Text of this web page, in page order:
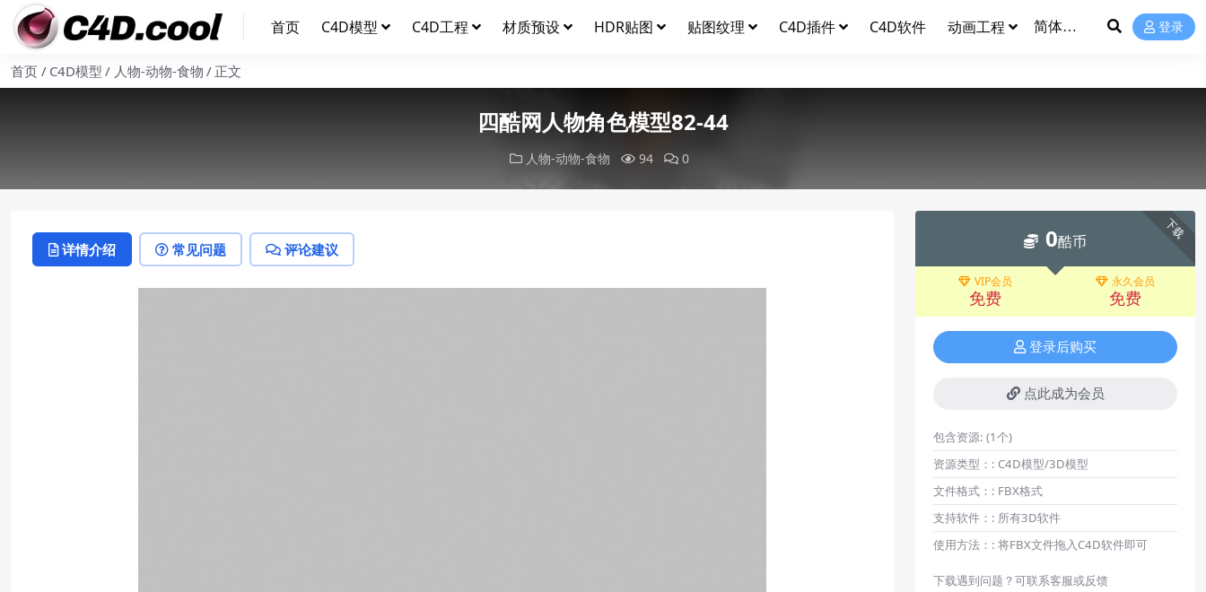
首页 C4D模型 C4D工程 材质预设 HDR贴图 贴图纹理 C4D插件 C4D软件 动画工程 登录
首页 C4D模型 人物-动物-食物 正文
四酷网人物角色模型82-44
人物-动物-食物 94 0
详情介绍 常见问题 评论建议
下载
0酷币
VIP会员
免费
永久会员
免费
登录后购买
点此成为会员
包含资源: (1个)
资源类型：: C4D模型/3D模型
文件格式：: FBX格式
支持软件：: 所有3D软件
使用方法：: 将FBX文件拖入C4D软件即可
下载遇到问题？可联系客服或反馈